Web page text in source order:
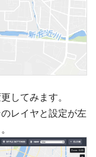
してみます。
レイヤと設定が左